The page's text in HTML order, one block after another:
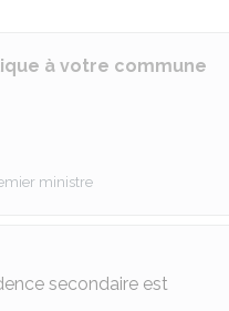
à votre commune
ministre
secondaire est